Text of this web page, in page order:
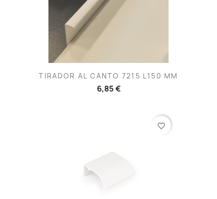
TIRADOR AL CANTO 7215 L150 MM
6,85 €
favorite_border